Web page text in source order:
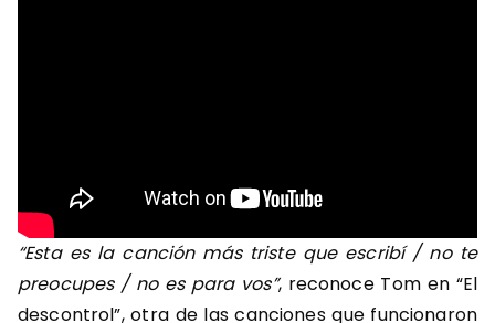
“Esta es la canción más triste que escribí / no te
preocupes / no es para vos”, reconoce Tom en “El
descontrol”, otra de las canciones que funcionaron